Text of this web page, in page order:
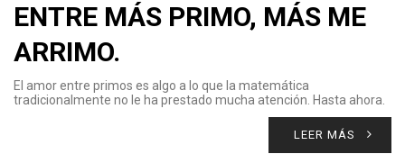
ENTRE MÁS PRIMO, MÁS ME
ARRIMO.
El amor entre primos es algo a lo que la matemática
tradicionalmente no le ha prestado mucha atención. Hasta ahora.
LEER MÁS